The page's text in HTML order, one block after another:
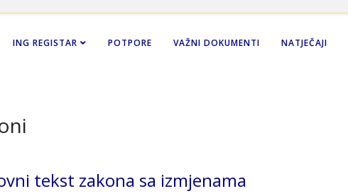
ING REGISTAR POTPORE VAŽNI DOKUMENTI NATJEČAJI
tekst zakona sa izmjenama